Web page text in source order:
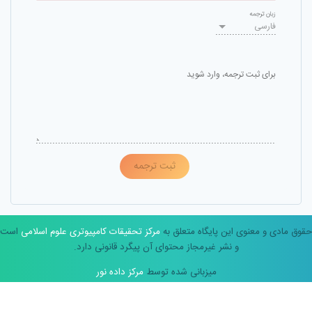
فارسی
زبان ترجمه
برای ثبت ترجمه، وارد شوید
ثبت ترجمه
حقوق مادی و معنوی این پایگاه متعلق به مرکز تحقیقات کامپیوتری علوم اسلامی است
و نشر غیرمجاز محتوای آن پیگرد قانونی دارد.
میزبانی شده توسطمرکز داده نور